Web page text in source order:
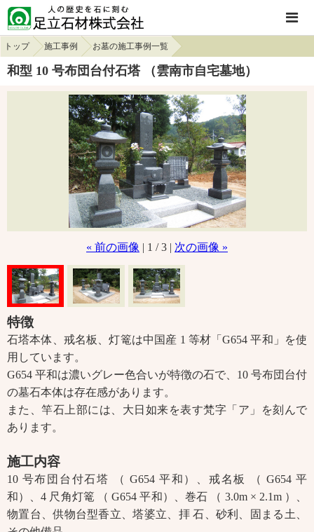
トップ 施工事例 お墓の施工事例一覧
和型 10 号布団台付石塔 （雲南市自宅墓地）
« 前の画像 | 1 / 3 | 次の画像 »
特徴
石塔本体、戒名板、灯篭は中国産 1 等材「G654 平和」を使
用しています。
G654 平和は濃いグレー色合いが特徴の石で、10 号布団台付
の墓石本体は存在感があります。
また、竿石上部には、大日如来を表す梵字「ア」を刻んで
あります。
施工内容
10 号布団台付石塔 （ G654 平和）、戒名板 （ G654 平
和）、4 尺角灯篭 （ G654 平和）、巻石 （ 3.0m × 2.1m ）、
物置台、供物台型香立、塔婆立、拝 石、砂利、固まる土、